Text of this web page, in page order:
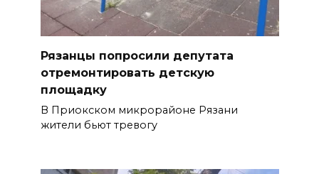
Рязанцы попросили депутата
отремонтировать детскую
площадку
В Приокском микрорайоне Рязани
жители бьют тревогу